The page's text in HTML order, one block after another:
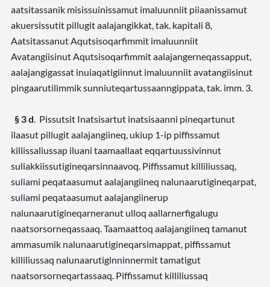
aatsitassanik misissuinissamut imaluunniit piiaanissamut
akuersissutit pillugit aalajangikkat, tak. kapitali 8,
Aatsitassanut Aqutsisoqarfimmit imaluunniit
Avatangiisinut Aqutsisoqarfimmit aalajangerneqassapput,
aalajangigassat inuiaqatigiinnut imaluunniit avatangiisinut
pingaarutilimmik sunniuteqartussaanngippata, tak. imm. 3.
§ 3 d . Pissutsit Inatsisartut inatsisaanni pineqartunut
ilaasut pillugit aalajangiineq, ukiup 1-ip piffissamut
killissaliussap iluani taamaallaat eqqartuussivinnut
suliakkiissutigineqarsinnaavoq. Piffissamut killiliussaq,
suliami peqataasumut aalajangiineq nalunaarutigineqarpat,
suliami peqataasumut aalajangiinerup
nalunaarutigineqarneranut ulloq aallarnerfigalugu
naatsorsorneqassaaq. Taamaattoq aalajangiineq tamanut
ammasumik nalunaarutigineqarsimappat, piffissamut
killiliussaq nalunaarutiginninnermit tamatigut
naatsorsorneqartassaaq. Piffissamut killiliussaq